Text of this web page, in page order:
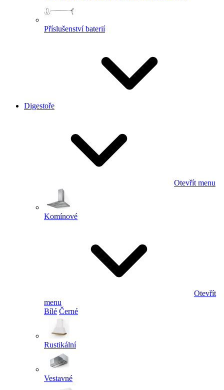
Příslušenství baterií
Digestoře
Otevřít menu
Komínové
Otevřít
menu
Bílé Černé
Rustikální
Vestavné